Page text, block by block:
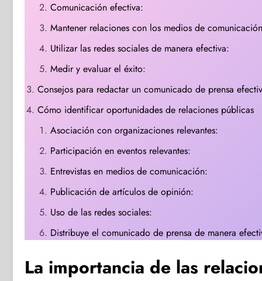
Comunicación efectiva:
Mantener relaciones con los medios de
Utilizar las redes sociales de manera efectiva:
Medir y evaluar el éxito:
Consejos para redactar un comunicado de prensa
Cómo identificar oportunidades de relaciones públicas
Asociación con organizaciones relevantes:
Participación en eventos relevantes:
Entrevistas en medios de comunicación:
Publicación de artículos de opinión:
Uso de las redes sociales:
Distribuye el comunicado de prensa de manera
La importancia de las